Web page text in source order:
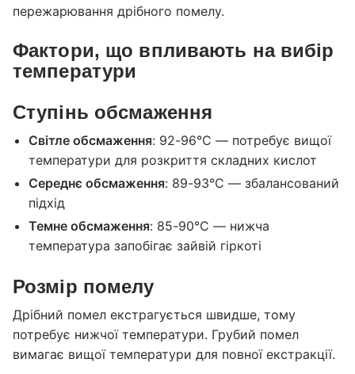
пережарювання дрібного помелу.
Фактори, що впливають на вибір
температури
Ступінь обсмаження
Світле обсмаження: 92-96°C — потребує вищої
температури для розкриття складних кислот
Середнє обсмаження: 89-93°C — збалансований
підхід
Темне обсмаження: 85-90°C — нижча
температура запобігає зайвій гіркоті
Розмір помелу
Дрібний помел екстрагується швидше, тому
потребує нижчої температури. Грубий помел
вимагає вищої температури для повної екстракції.